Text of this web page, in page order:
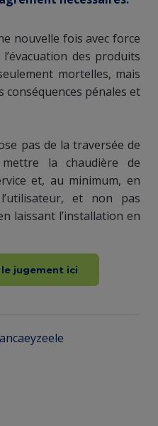
nouvelle fois avec force
des produits
mortelles, mais
pénales et
pas de la traversée de
la chaudière de
et, au minimum, en
et non pas
laissant l’installation en
jugement ici